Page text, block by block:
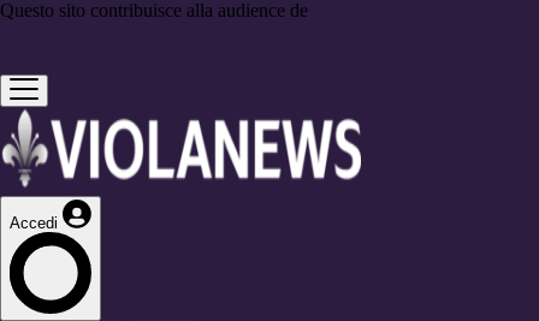
Questo sito contribuisce alla audience de
Accedi